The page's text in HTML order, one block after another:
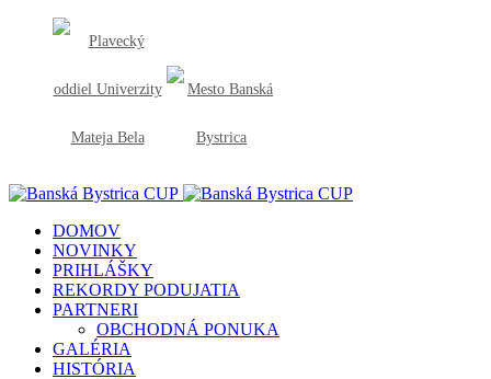
DOMOV
NOVINKY
PRIHLÁŠKY
REKORDY PODUJATIA
PARTNERI
OBCHODNÁ PONUKA
GALÉRIA
HISTÓRIA